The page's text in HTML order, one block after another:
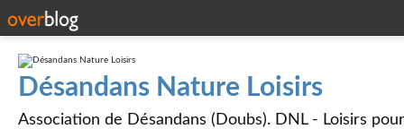
Désandans Nature Loisirs
Association de Désandans (Doubs). DNL - Loisirs